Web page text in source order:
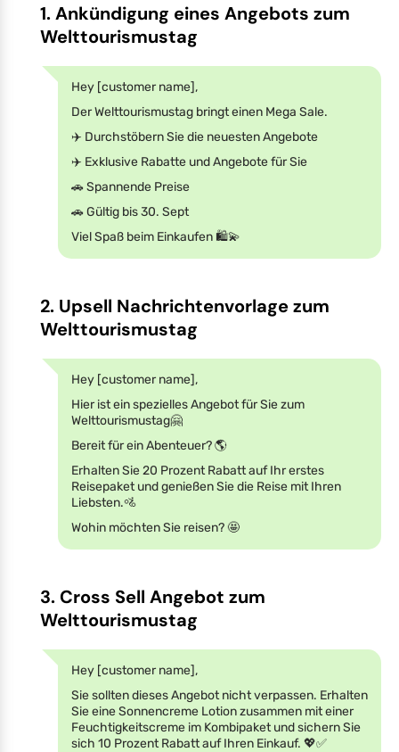
1. Ankündigung eines Angebots zum
Welttourismustag
Hey [customer name],
Der Welttourismustag bringt einen Mega Sale.
✈️️ Durchstöbern Sie die neuesten Angebote
✈️️ Exklusive Rabatte und Angebote für Sie
🚗 Spannende Preise
🚗 Gültig bis 30. Sept
Viel Spaß beim Einkaufen 🛍️💫
2. Upsell Nachrichtenvorlage zum
Welttourismustag
Hey [customer name],
Hier ist ein spezielles Angebot für Sie zum
Welttourismustag🤗
Bereit für ein Abenteuer? 🌎
Erhalten Sie 20 Prozent Rabatt auf Ihr erstes
Reisepaket und genießen Sie die Reise mit Ihren
Liebsten.🚵
Wohin möchten Sie reisen? 🤩
3. Cross Sell Angebot zum
Welttourismustag
Hey [customer name],
Sie sollten dieses Angebot nicht verpassen. Erhalten
Sie eine Sonnencreme Lotion zusammen mit einer
Feuchtigkeitscreme im Kombipaket und sichern Sie
sich 10 Prozent Rabatt auf Ihren Einkauf. 💖✅